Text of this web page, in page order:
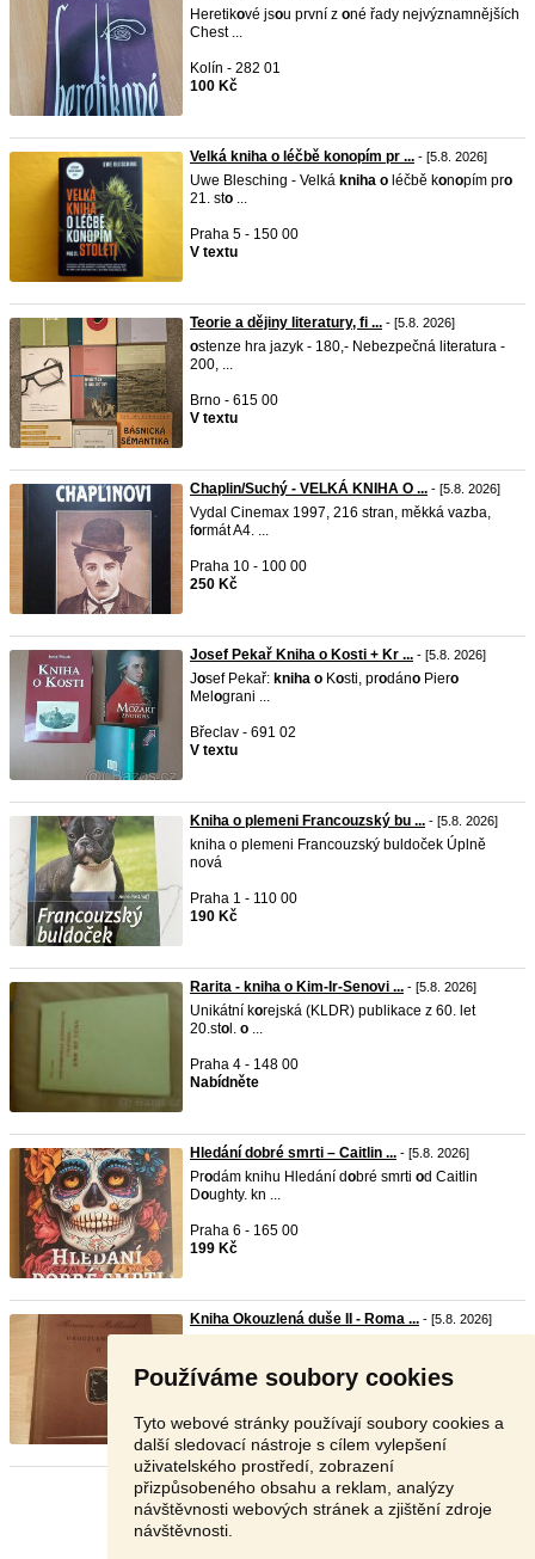
Používáme soubory cookies
Tyto webové stránky používají soubory cookies a
další sledovací nástroje s cílem vylepšení
uživatelského prostředí, zobrazení
přizpůsobeného obsahu a reklam, analýzy
návštěvnosti webových stránek a zjištění zdroje
návštěvnosti.
Heretikové jsou první z oné řady nejvýznamnějších
Chest ...
Kolín - 282 01
100 Kč
Velká kniha o léčbě konopím pr ... - [5.8. 2026]
Uwe Blesching - Velká kniha o léčbě konopím pro
21. sto ...
Praha 5 - 150 00
V textu
Teorie a dějiny literatury, fi ... - [5.8. 2026]
ostenze hra jazyk - 180,- Nebezpečná literatura -
200, ...
Brno - 615 00
V textu
Chaplin/Suchý - VELKÁ KNIHA O ... - [5.8. 2026]
Vydal Cinemax 1997, 216 stran, měkká vazba,
formát A4. ...
Praha 10 - 100 00
250 Kč
Josef Pekař Kniha o Kosti + Kr ... - [5.8. 2026]
Josef Pekař: kniha o Kosti, prodáno Piero
Mel ograni ...
Břeclav - 691 02
V textu
Kniha o plemeni Francouzský bu ... - [5.8. 2026]
kniha o plemeni Francouzský buldoček Úplně
nová
Praha 1 - 110 00
190 Kč
Rarita - kniha o Kim-Ir-Senovi ... - [5.8. 2026]
Unikátní korejská (KLDR) publikace z 60. let
20.sto l. o ...
Praha 4 - 148 00
Nabídněte
Hledání dobré smrti – Caitlin ... - [5.8. 2026]
Prodám knihu Hledání dobré smrti od Caitlin
Doughty. kn ...
Praha 6 - 165 00
199 Kč
Kniha Okouzlená duše II - Roma ... - [5.8. 2026]
80 Kč
Stránka: 1 2 3 Další